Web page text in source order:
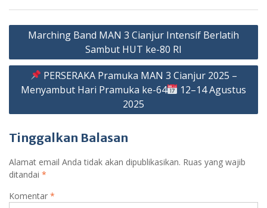
Navigasi
Marching Band MAN 3 Cianjur Intensif Berlatih
Sambut HUT ke-80 RI
PERSERAKA Pramuka MAN 3 Cianjur 2025 –
Menyambut Hari Pramuka ke-64
12–14 Agustus
2025
Tinggalkan Balasan
Alamat email Anda tidak akan dipublikasikan. Ruas yang wajib
ditandai *
Komentar *